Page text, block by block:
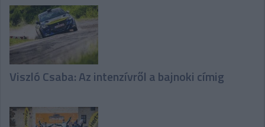
Viszló Csaba: Az intenzívről a bajnoki címig